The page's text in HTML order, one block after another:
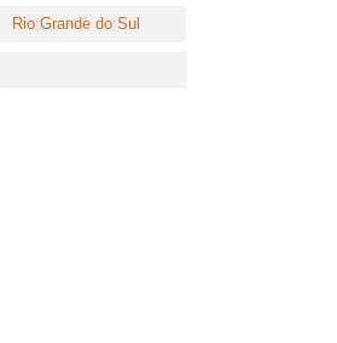
Rio Grande do Sul